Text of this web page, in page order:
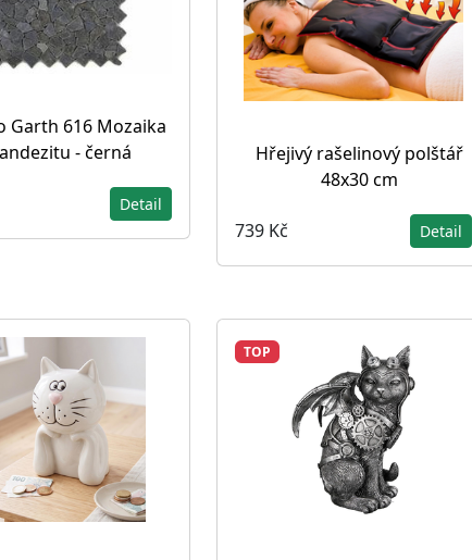
Garth 616 Mozaika
- černá
Detail
Hřejivý rašelinový polštář
48x30 cm
739 Kč Detail
TOP